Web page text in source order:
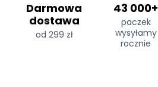
Darmowa
dostawa
od 299 zł
43 000+
paczek
wysyłamy
rocznie